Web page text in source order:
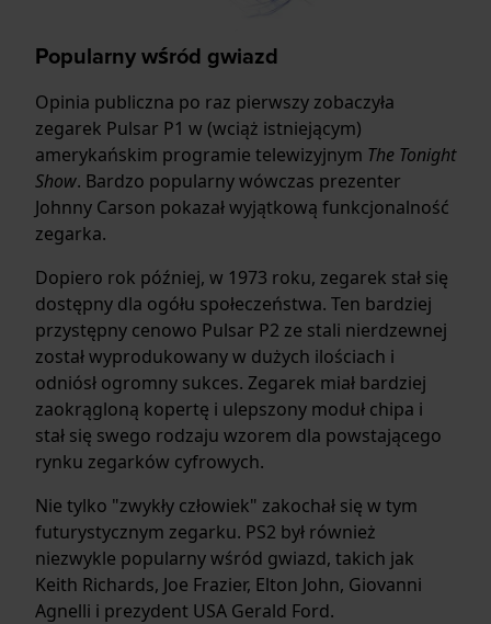
Popularny wśród gwiazd
Opinia publiczna po raz pierwszy zobaczyła
zegarek Pulsar P1 w (wciąż istniejącym)
amerykańskim programie telewizyjnym The Tonight
Show. Bardzo popularny wówczas prezenter
Johnny Carson pokazał wyjątkową funkcjonalność
zegarka.
Dopiero rok później, w 1973 roku, zegarek stał się
dostępny dla ogółu społeczeństwa. Ten bardziej
przystępny cenowo Pulsar P2 ze stali nierdzewnej
został wyprodukowany w dużych ilościach i
odniósł ogromny sukces. Zegarek miał bardziej
zaokrągloną kopertę i ulepszony moduł chipa i
stał się swego rodzaju wzorem dla powstającego
rynku zegarków cyfrowych.
Nie tylko "zwykły człowiek" zakochał się w tym
futurystycznym zegarku. PS2 był również
niezwykle popularny wśród gwiazd, takich jak
Keith Richards, Joe Frazier, Elton John, Giovanni
Agnelli i prezydent USA Gerald Ford.